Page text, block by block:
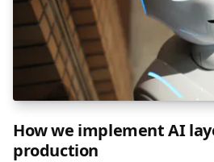
How we implement AI
production